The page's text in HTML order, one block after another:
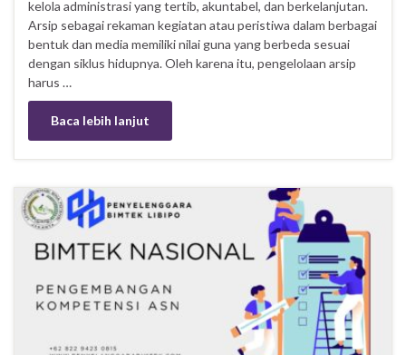
kelola administrasi yang tertib, akuntabel, dan berkelanjutan.
Arsip sebagai rekaman kegiatan atau peristiwa dalam berbagai
bentuk dan media memiliki nilai guna yang berbeda sesuai
dengan siklus hidupnya. Oleh karena itu, pengelolaan arsip
harus …
Baca lebih lanjut